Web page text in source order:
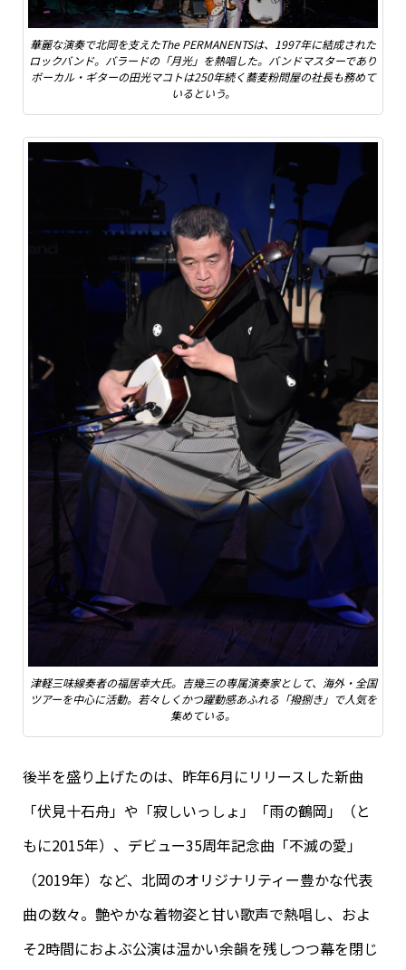
華麗な演奏で北岡を支えたThe PERMANENTSは、1997年に結成された
ロックバンド。バラードの「月光」を熱唱した。バンドマスターであり
ボーカル・ギターの田光マコトは250年続く蕎麦粉問屋の社長も務めて
いるという。
津軽三味線奏者の福居幸大氏。吉幾三の専属演奏家として、海外・全国
ツアーを中心に活動。若々しくかつ躍動感あふれる「撥捌き」で人気を
集めている。
後半を盛り上げたのは、昨年6月にリリースした新曲
「伏見十石舟」や「寂しいっしょ」「雨の鶴岡」（と
もに2015年）、デビュー35周年記念曲「不滅の愛」
（2019年）など、北岡のオリジナリティー豊かな代表
曲の数々。艶やかな着物姿と甘い歌声で熱唱し、およ
そ2時間におよぶ公演は温かい余韻を残しつつ幕を閉じ